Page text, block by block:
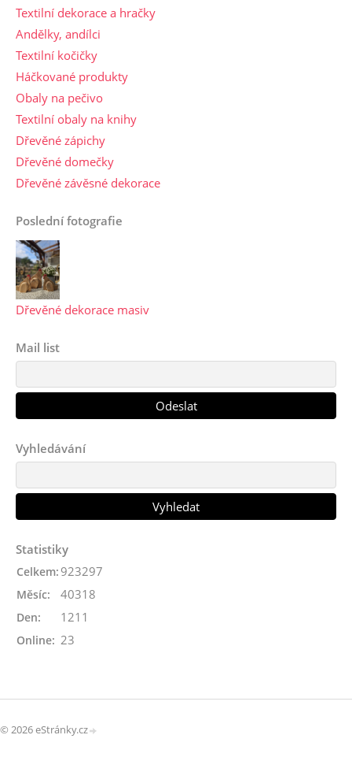
Textilní dekorace a hračky
Andělky, andílci
Textilní kočičky
Háčkované produkty
Obaly na pečivo
Textilní obaly na knihy
Dřevěné zápichy
Dřevěné domečky
Dřevěné závěsné dekorace
Poslední fotografie
Dřevěné dekorace masiv
Mail list
Vyhledávání
Statistiky
Online: 23
Celkem: 923297
Měsíc: 40318
Den: 1211
© 2026 eStránky.cz